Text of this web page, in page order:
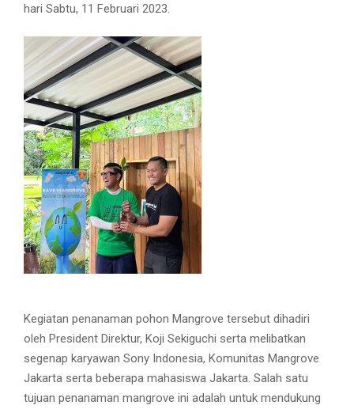
hari Sabtu, 11 Februari 2023.
Kegiatan penanaman pohon Mangrove tersebut dihadiri
oleh President Direktur, Koji Sekiguchi serta melibatkan
segenap karyawan Sony Indonesia, Komunitas Mangrove
Jakarta serta beberapa mahasiswa Jakarta. Salah satu
tujuan penanaman mangrove ini adalah untuk mendukung